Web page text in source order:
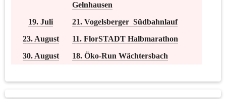
Gelnhausen
19. Juli
21. Vogelsberger  Südbahnlauf
23. August
11. FlorSTADT Halbmarathon
30. August
18. Öko-Run Wächtersbach